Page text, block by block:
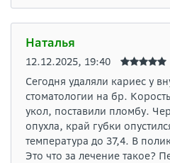
Наталья
12.12.2025, 19:40
Сегодня удаляли кариес у
стоматологии на бр.
укол, поставили пломбу.
опухла, край губки
температура до 37,4. В
Это что за лечение такое?